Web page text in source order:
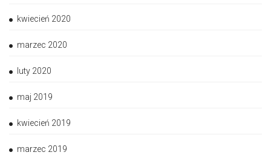
kwiecień 2020
marzec 2020
luty 2020
maj 2019
kwiecień 2019
marzec 2019